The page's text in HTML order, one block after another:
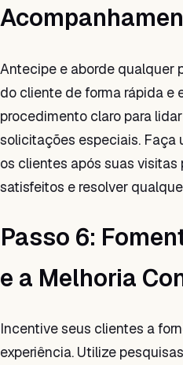
Antecipe e aborde qualquer
do cliente de forma rápida e
procedimento claro para
solicitações especiais. Faça
os clientes após suas
satisfeitos e resolver
Passo 6:
e a Melhoria
Incentive seus clientes a
experiência. Utilize